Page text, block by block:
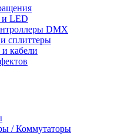
и LED
DMX
сплиттеры
кабели
/ Коммутаторы